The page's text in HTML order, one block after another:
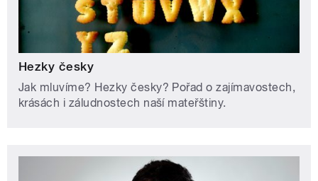
Hezky česky
Jak mluvíme? Hezky česky? Pořad o zajímavostech,
krásách i záludnostech naší mateřštiny.